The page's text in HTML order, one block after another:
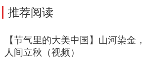
推荐阅读
【节气里的大美中国】山河染金，
人间立秋（视频）